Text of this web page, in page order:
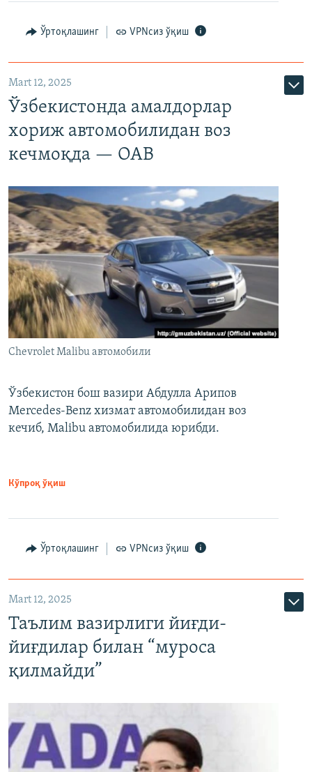
Ўртоқлашинг VPNсиз ўқиш
Mart 12, 2025
Ўзбекистонда амалдорлар
хориж автомобилидан воз
кечмоқда — ОАВ
Chevrolet Malibu автомобили
Ўзбекистон бош вазири Абдулла Арипов
Mercedes-Benz хизмат автомобилидан воз
кечиб, Malibu автомобилида юрибди.
Кўпроқ ўқиш
Ўртоқлашинг VPNсиз ўқиш
Mart 12, 2025
Таълим вазирлиги йиғди-
йиғдилар билан “муроса
қилмайди”